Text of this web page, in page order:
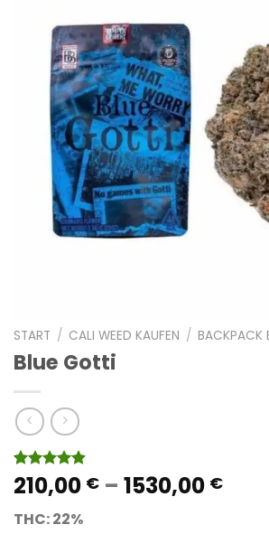
START / CALI WEED KAUFEN / BACKPACK
Blue Gotti
Bewertet
mit4.91
basierend
11
210,00 € – 1530,00 €
THC: 22%